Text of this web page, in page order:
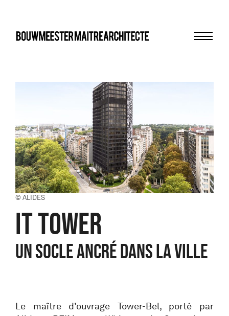
bma
© ALIDES
IT TOWER
UN SOCLE ANCRÉ DANS LA VILLE
Le maître d’ouvrage Tower-Bel, porté par